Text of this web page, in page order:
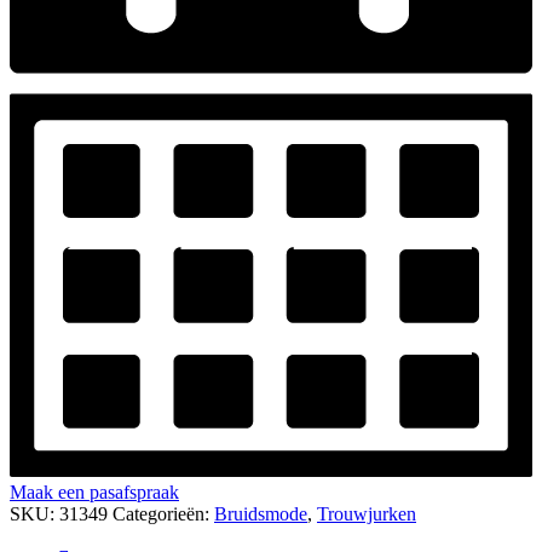
Maak een pasafspraak
SKU: 31349 Categorieën: Bruidsmode, Trouwjurken